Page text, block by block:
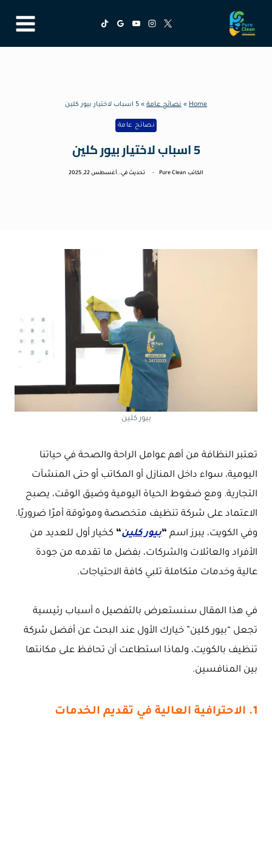
المحتوى
Home
» نصائح عامة » 5 اسباب لاختيار بيور كلين
نصائح عامة
5 اسباب لاختيار بيور كلين
الكاتب Pure Clean تحديث في.. أغسطس 22, 2025
بيور كلين
تعتبر النظافة من أهم عوامل الراحة والصحة في حياتنا
اليومية، سواء داخل المنازل أو المكاتب أو حتى المنشآت
التجارية. ومع ضغوط الحياة اليومية وضيق الوقت، يصبح
الاعتماد على شركة تنظيف متخصصة وموثوقة أمرًا ضروريًا.
وفي الكويت، يبرز اسم “بيور كلين“ كخيار أول للعديد من
الأفراد والعائلات والشركات، بفضل ما تقدمه من جودة
عالية وخدمات متكاملة تلبي كافة الاحتياجات.
في هذا المقال سنستعرض بالتفصيل ٥ أسباب رئيسية
تجعل “بيور كلين” خيارك الأول عند البحث عن أفضل شركة
تنظيف بالكويت، ولماذا استطاعت أن تحافظ على مكانتها
بين المنافسين.
1. الاحترافية العالية في تقديم الخدمات